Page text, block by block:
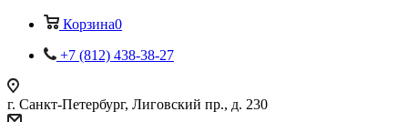
Корзина0
+7 (812) 438-38-27
г. Санкт-Петербург, Лиговский пр., д. 230